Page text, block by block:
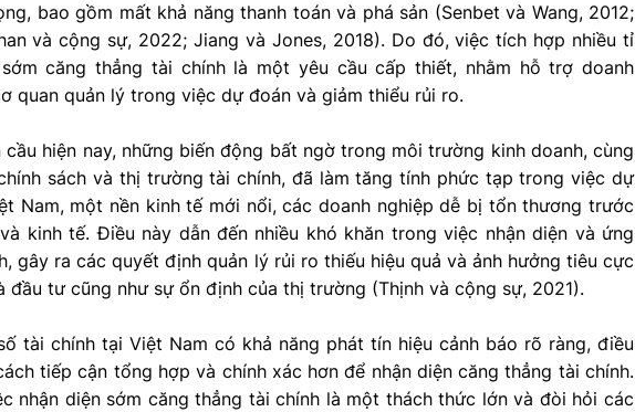
bao gồm mất khả năng thanh toán và phá sản (Senbet và Wang, 2012;
và cộng sự, 2022; Jiang và Jones, 2018). Do đó, việc tích hợp nhiều tỉ
căng thẳng tài chính là một yêu cầu cấp thiết, nhằm hỗ trợ doanh
quan quản lý trong việc dự đoán và giảm thiểu rủi ro.
hiện nay, những biến động bất ngờ trong môi trường kinh doanh, cùng
sách và thị trường tài chính, đã làm tăng tính phức tạp trong việc dự
Nam, một nền kinh tế mới nổi, các doanh nghiệp dễ bị tổn thương trước
kinh tế. Điều này dẫn đến nhiều khó khăn trong việc nhận diện và ứng
gây ra các quyết định quản lý rủi ro thiếu hiệu quả và ảnh hưởng tiêu cực
đầu tư cũng như sự ổn định của thị trường (Thịnh và cộng sự, 2021).
tài chính tại Việt Nam có khả năng phát tín hiệu cảnh báo rõ ràng, điều
tiếp cận tổng hợp và chính xác hơn để nhận diện căng thẳng tài chính.
nhận diện sớm căng thẳng tài chính là một thách thức lớn và đòi hỏi các